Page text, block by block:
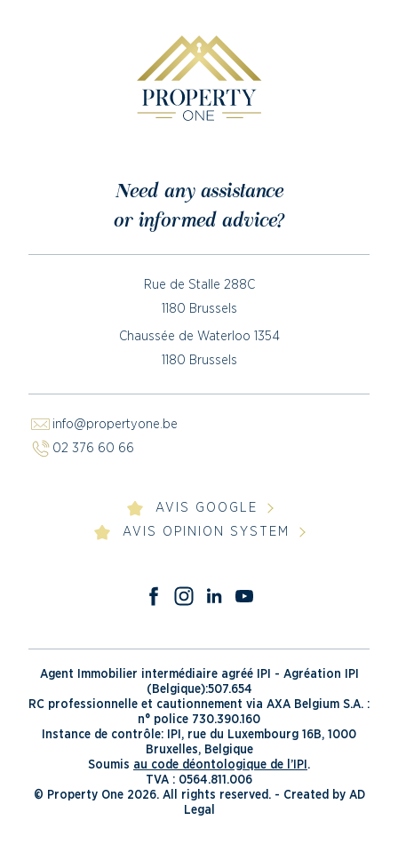
Need any assistance
or informed advice?
Rue de Stalle 288C
1180 Brussels
Chaussée de Waterloo 1354
1180 Brussels
info@propertyone.be
02 376 60 66
AVIS GOOGLE
AVIS OPINION SYSTEM
Agent Immobilier intermédiaire agréé IPI - Agréation IPI
(Belgique):507.654
RC professionnelle et cautionnement via AXA Belgium S.A. :
n° police 730.390.160
Instance de contrôle: IPI, rue du Luxembourg 16B, 1000
Bruxelles, Belgique
Soumis au code déontologique de l’IPI .
TVA : 0564.811.006
© Property One 2026. All rights reserved. - Created by AD
Legal